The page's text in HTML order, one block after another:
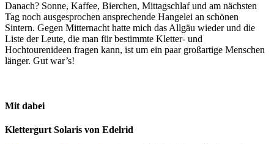
Danach? Sonne, Kaffee, Bierchen, Mittagschlaf und am nächsten
Tag noch ausgesprochen ansprechende Hangelei an schönen
Sintern. Gegen Mitternacht hatte mich das Allgäu wieder und die
Liste der Leute, die man für bestimmte Kletter- und
Hochtourenideen fragen kann, ist um ein paar großartige Menschen
länger. Gut war’s!
Mit dabei
Klettergurt Solaris von Edelrid